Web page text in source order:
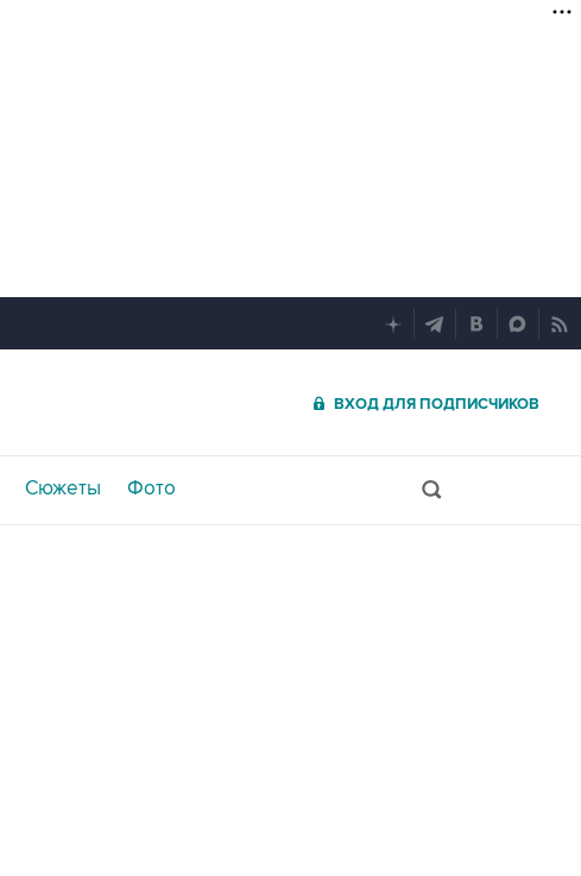
ВХОД ДЛЯ ПОДПИСЧИКОВ
Сюжеты Фото